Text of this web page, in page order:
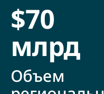
$70
млрд
Объем